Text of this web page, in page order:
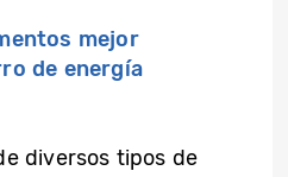
mejor
de energía
diversos tipos de